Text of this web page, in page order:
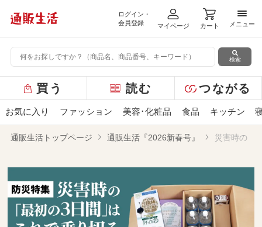
ログイン・
会員登録
マイページ カート
メニ
メニュー
検索
ー
バ
ュ
ー
買う 読む つながる
お気に入り ファッション 美容･化粧品 食品 キッチン
通販生活トップページ 通販生活『2026新春号』 災害時の「